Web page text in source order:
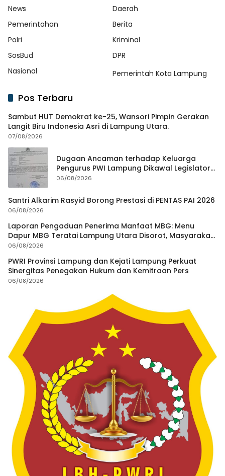
News
Daerah
Pemerintahan
Berita
Polri
Kriminal
SosBud
DPR
Nasional
Pemerintah Kota Lampung
Pos Terbaru
Sambut HUT Demokrat ke-25, Wansori Pimpin Gerakan
Langit Biru Indonesia Asri di Lampung Utara.
07/08/2026
Dugaan Ancaman terhadap Keluarga
Pengurus PWI Lampung Dikawal Legislator
dan Jurnalis
06/08/2026
Santri Alkarim Rasyid Borong Prestasi di PENTAS PAI 2026
06/08/2026
Laporan Pengaduan Penerima Manfaat MBG: Menu
Dapur MBG Teratai Lampung Utara Disorot, Masyarakat
Minta Satgas Lakukan Investigasi
06/08/2026
PWRI Provinsi Lampung dan Kejati Lampung Perkuat
Sinergitas Penegakan Hukum dan Kemitraan Pers
06/08/2026